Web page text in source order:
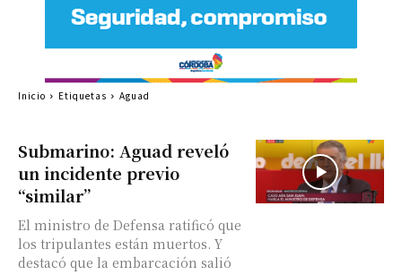
Submarino: Aguad reveló
un incidente previo
“similar”
El ministro de Defensa ratificó que
los tripulantes están muertos. Y
destacó que la embarcación salió
Inicio Etiquetas Aguad